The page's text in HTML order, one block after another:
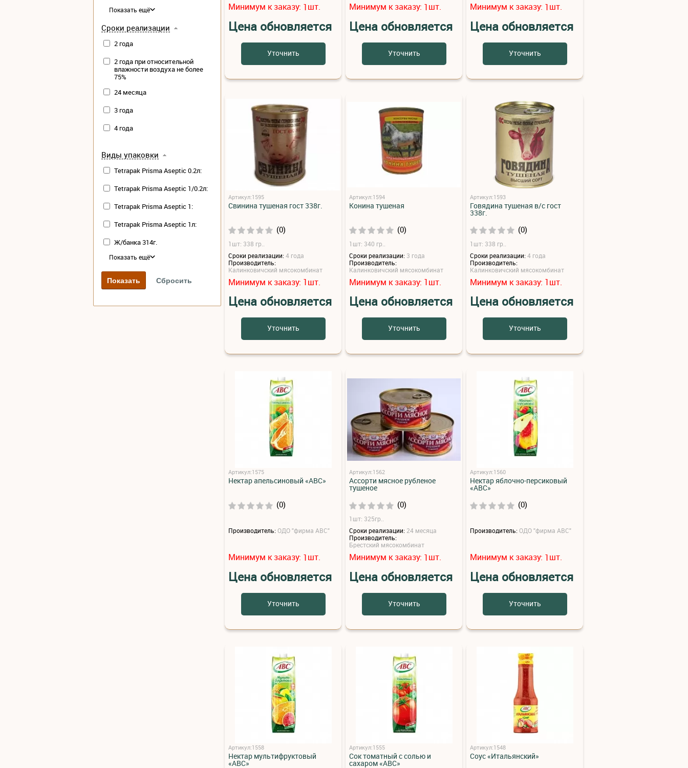
Показать ещё
Сроки реализации
2 года
2 года при относительной
влажности воздуха не более
75%
24 месяца
3 года
4 года
Виды упаковки
Tetrapak Prisma Aseptic 0.2л:
Tetrapak Prisma Aseptic 1/0.2л:
Tetrapak Prisma Aseptic 1:
Tetrapak Prisma Aseptic 1л:
Ж/банка 314г.
Показать ещё
Минимум к заказу: 1шт.
Цена обновляется
Уточнить
Минимум к заказу: 1шт.
Цена обновляется
Уточнить
Минимум к заказу: 1шт.
Цена обновляется
Уточнить
Артикул:1595
Свинина тушеная гост 338г.
(0)
1шт: 338 гр..
Сроки реализации:4 года
Производитель:
Калинковичский мясокомбинат
Минимум к заказу: 1шт.
Цена обновляется
Уточнить
Артикул:1594
Конина тушеная
(0)
1шт: 340 гр..
Сроки реализации: 3 года
Производитель:
Калинковичский мясокомбинат
Минимум к заказу: 1шт.
Цена обновляется
Уточнить
Артикул:1593
Говядина тушеная в/с гост
338г.
(0)
1шт: 338 гр..
Сроки реализации:4 года
Производитель:
Калинковичский мясокомбинат
Минимум к заказу: 1шт.
Цена обновляется
Уточнить
Артикул:1575
Нектар апельсиновый «ABC»
(0)
Производитель:ОДО "фирма АВС"
Минимум к заказу: 1шт.
Цена обновляется
Уточнить
Артикул:1562
Ассорти мясное рубленое
тушеное
(0)
1шт: 325гр..
Сроки реализации: 24 месяца
Производитель:
Брестский мясокомбинат
Минимум к заказу: 1шт.
Цена обновляется
Уточнить
Артикул:1560
Нектар яблочно-персиковый
«АВС»
(0)
Производитель:ОДО "фирма АВС"
Минимум к заказу: 1шт.
Цена обновляется
Уточнить
Артикул:1558
Нектар мультифруктовый
«АВС»
Артикул:1555
Сок томатный с солью и
сахаром «АВС»
Артикул:1548
Соус «Итальянский»